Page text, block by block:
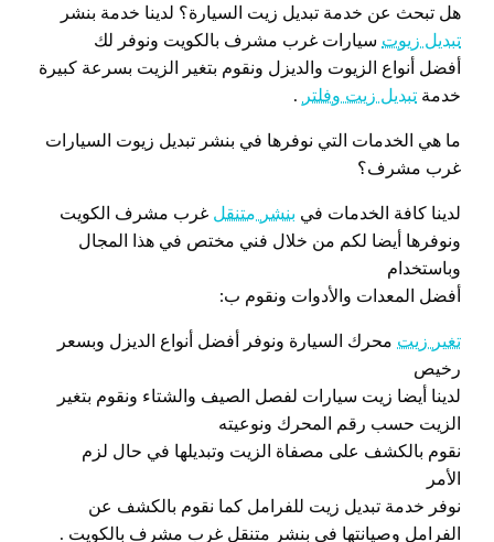
هل تبحث عن خدمة تبديل زيت السيارة؟ لدينا خدمة بنشر
تبديل زيوت سيارات غرب مشرف بالكويت ونوفر لك
أفضل أنواع الزيوت والديزل ونقوم بتغير الزيت بسرعة كبيرة
خدمة تبديل زيت وفلتر .
ما هي الخدمات التي نوفرها في بنشر تبديل زيوت السيارات
غرب مشرف؟
لدينا كافة الخدمات في بنشر متنقل غرب مشرف الكويت
ونوفرها أيضا لكم من خلال فني مختص في هذا المجال
وباستخدام
أفضل المعدات والأدوات ونقوم ب:
تغير زيت محرك السيارة ونوفر أفضل أنواع الديزل وبسعر
رخيص
لدينا أيضا زيت سيارات لفصل الصيف والشتاء ونقوم بتغير
الزيت حسب رقم المحرك ونوعيته
نقوم بالكشف على مصفاة الزيت وتبديلها في حال لزم
الأمر
نوفر خدمة تبديل زيت للفرامل كما نقوم بالكشف عن
الفرامل وصيانتها في بنشر متنقل غرب مشرف بالكويت .